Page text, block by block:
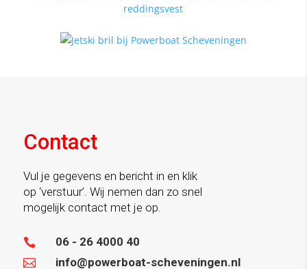
Contact
Vul je gegevens en bericht in en klik
op ‘verstuur’. Wij nemen dan zo snel
mogelijk contact met je op.
 06 - 26 4000 40
 info@powerboat-scheveningen.nl